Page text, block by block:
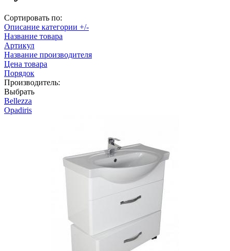
Сортировать по:
Описание категории +/-
Название товара
Артикул
Название производителя
Цена товара
Порядок
Производитель:
Выбрать
Bellezza
Opadiris